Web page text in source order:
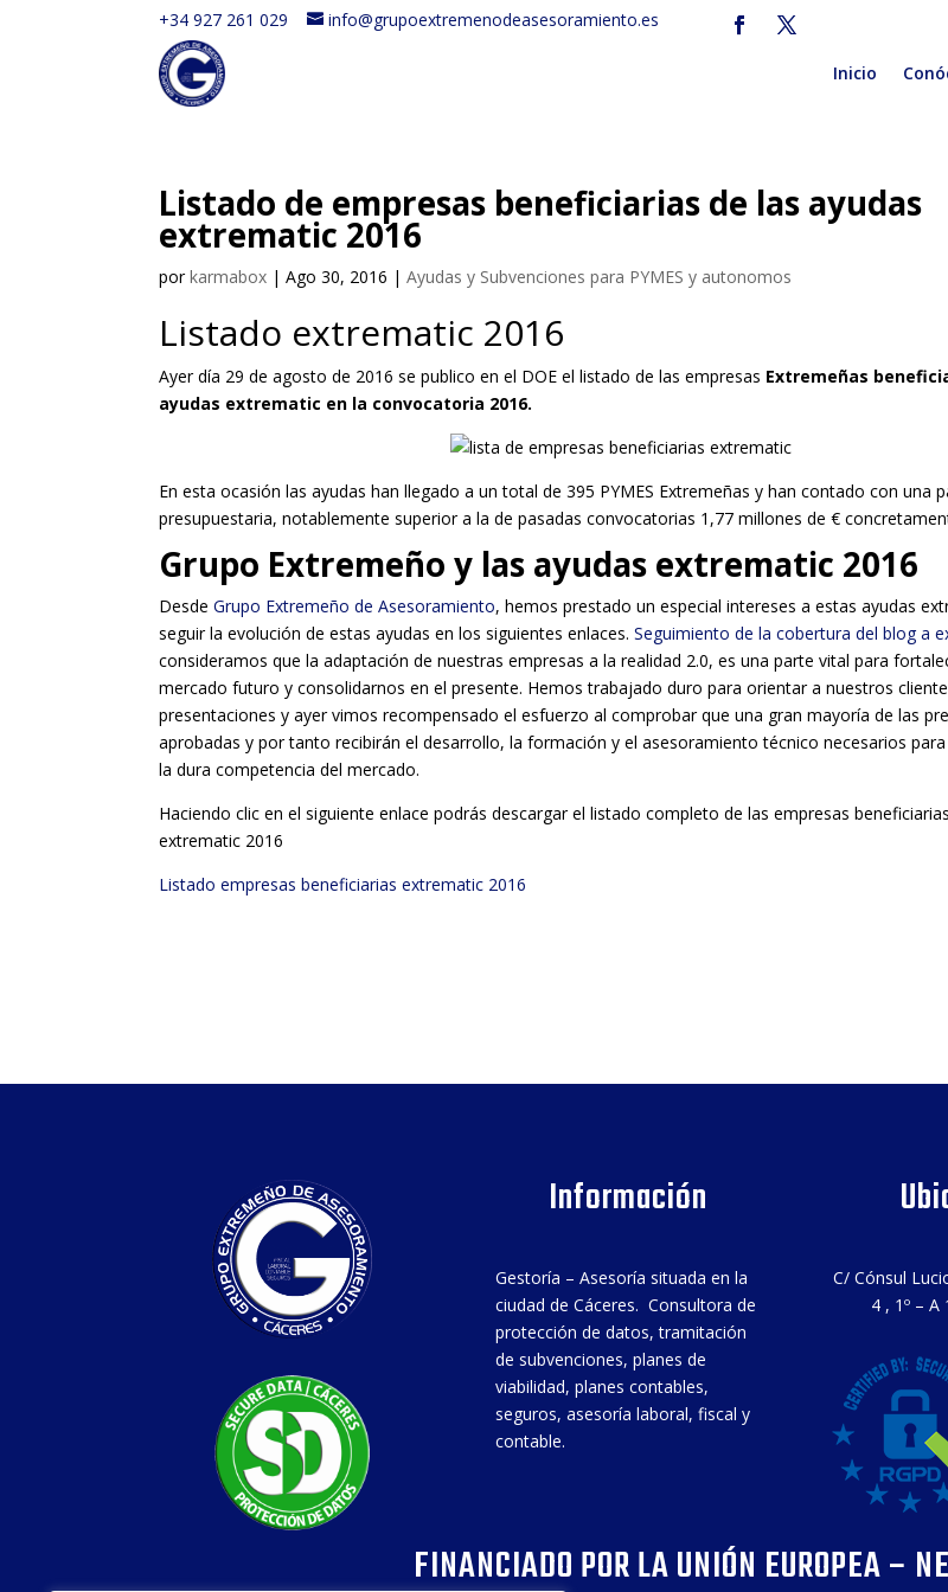
+34 927 261 029 info@grupoextremenodeasesoramiento.es
Inicio
Listado de empresas beneficiarias de las ayudas
extrematic 2016
porkarmabox |Ago 30, 2016 |Ayudas y Subvenciones para PYMES y autonomos
Listado extrematic 2016
Ayer día 29 de agosto de 2016 se publico en el DOE el listado de las empresas Extremeñas
ayudas extrematic en la convocatoria 2016.
En esta ocasión las ayudas han llegado a un total de 395 PYMES Extremeñas y han contado con una
presupuestaria, notablemente superior a la de pasadas convocatorias 1,77 millones de €
Grupo Extremeño y las ayudas extrematic 2016
DesdeGrupo Extremeño de Asesoramiento, hemos prestado un especial intereses a estas ayudas
seguir la evolución de estas ayudas en los siguientes enlaces. Seguimiento de la cobertura del blog a
consideramos que la adaptación de nuestras empresas a la realidad 2.0, es una parte vital para
mercado futuro y consolidarnos en el presente. Hemos trabajado duro para orientar a nuestros
presentaciones y ayer vimos recompensado el esfuerzo al comprobar que una gran mayoría de las
aprobadas y por tanto recibirán el desarrollo, la formación y el asesoramiento técnico necesarios
la dura competencia del mercado.
Haciendo clic en el siguiente enlace podrás descargar el listado completo de las empresas
extrematic 2016
Listado empresas beneficiarias extrematic 2016
Información
Gestoría – Asesoría situada en la
ciudad de Cáceres. Consultora de
protección de datos, tramitación
de subvenciones, planes de
viabilidad, planes contables,
seguros, asesoría laboral, fiscal y
contable.
C/ Cónsul
4 , 1º – A
FINANCIADO POR LA UNIÓN EUROPEA –